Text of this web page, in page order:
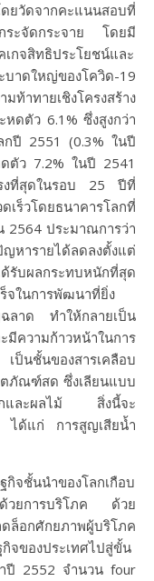
ยวัดจากคะแนนสอบที่
ระจัดกระจาย โดยมี
กจสิทธิประโยชน์และ
บาดใหญ่ของโควิด-19
าทายเชิงโครงสร้าง
ดตัว 6.1% ซึ่งสูงกว่า
ลกปี 2551 (0.3% ในปี
ดตัว 7.2% ในปี 2541
รงที่สุดในรอบ 25 ปีที่
ร็วโดยธนาคารโลกที่
2564 ประมาณการว่า
ารายได้ลดลงตั้งแต่
รับผลกระทบหนักที่สุด
ร็จในการพัฒนาที่ยิ่ง
ลาด ทำให้กลายเป็น
มีความก้าวหน้าในการ
ป็นชั้นของสารเคลือบ
ภัณฑ์สด ซึ่งเลียนแบบ
ผักและผลไม้ สิ่งนี้จะ
ได้แก่ การสูญเสียน้ำ
กิจชั้นนำของโลกเกือบ
ด้วยการบริโภค ด้วย
ล็อกศักยภาพผู้บริโภค
จของประเทศไปสู่ขั้น
ปี 2552 จำนวน four